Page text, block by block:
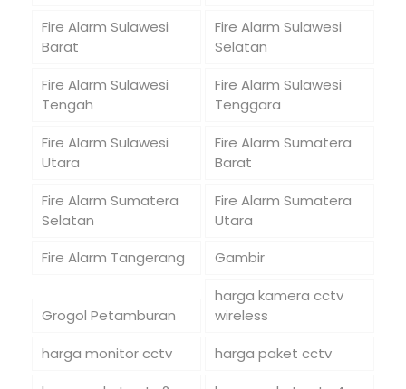
Fire Alarm Sulawesi
Barat
Fire Alarm Sulawesi
Selatan
Fire Alarm Sulawesi
Tengah
Fire Alarm Sulawesi
Tenggara
Fire Alarm Sulawesi
Utara
Fire Alarm Sumatera
Barat
Fire Alarm Sumatera
Selatan
Fire Alarm Sumatera
Utara
Fire Alarm Tangerang
Gambir
Grogol Petamburan
harga kamera cctv
wireless
harga monitor cctv
harga paket cctv